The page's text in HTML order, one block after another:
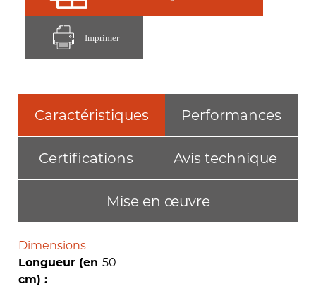
Imprimer
Caractéristiques Performances
Certifications Avis technique
Mise en œuvre
Dimensions
Longueur (en
cm) :
50